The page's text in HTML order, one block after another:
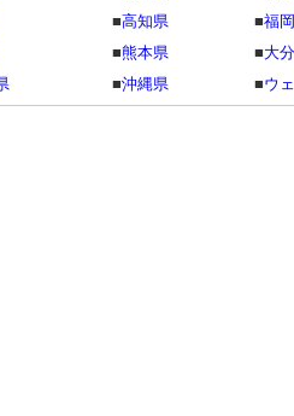
■高知県 ■福
■熊本県 ■大
■沖縄県 ■ウ